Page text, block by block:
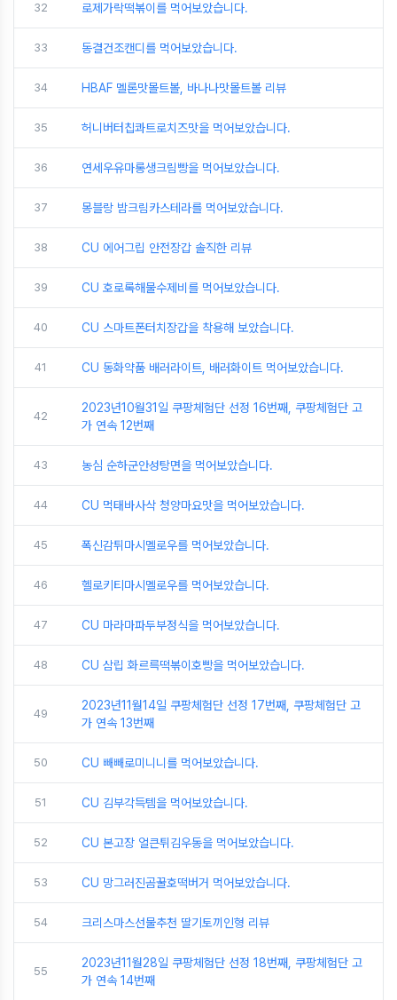
32 로제가락떡볶이를 먹어보았습니다.
33 동결건조캔디를 먹어보았습니다.
34 HBAF 멜론맛몰트볼, 바나나맛몰트볼 리뷰
35 허니버터칩콰트로치즈맛을 먹어보았습니다.
36 연세우유마롱생크림빵을 먹어보았습니다.
37 몽블랑 밤크림카스테라를 먹어보았습니다.
38 CU 에어그립 안전장갑 솔직한 리뷰
39 CU 호로록해물수제비를 먹어보았습니다.
40 CU 스마트폰터치장갑을 착용해 보았습니다.
41 CU 동화약품 배러라이트, 배러화이트 먹어보았습니다.
42
2023년10월31일 쿠팡체험단 선정 16번째, 쿠팡체험단 고
가 연속 12번째
43 농심 순하군안성탕면을 먹어보았습니다.
44 CU 먹태바사삭 청양마요맛을 먹어보았습니다.
45 폭신감튀마시멜로우를 먹어보았습니다.
46 헬로키티마시멜로우를 먹어보았습니다.
47 CU 마라마파두부정식을 먹어보았습니다.
48 CU 삼립 화르륵떡볶이호빵을 먹어보았습니다.
49
2023년11월14일 쿠팡체험단 선정 17번째, 쿠팡체험단 고
가 연속 13번째
50 CU 빼빼로미니니를 먹어보았습니다.
51 CU 김부각득템을 먹어보았습니다.
52 CU 본고장 얼큰튀김우동을 먹어보았습니다.
53 CU 망그러진곰꿀호떡버거 먹어보았습니다.
54 크리스마스선물추천 딸기토끼인형 리뷰
55
2023년11월28일 쿠팡체험단 선정 18번째, 쿠팡체험단 고
가 연속 14번째